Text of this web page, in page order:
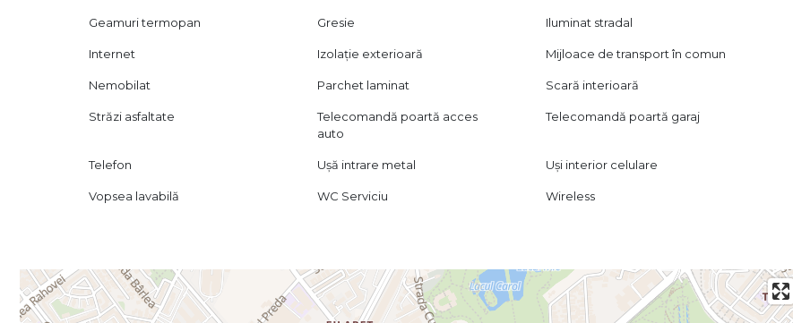
Geamuri termopan Gresie Iluminat stradal
Internet Izolație exterioară Mijloace de transport în comun
Nemobilat Parchet laminat Scară interioară
Străzi asfaltate
Telecomandă poartă acces
auto
Telecomandă poartă garaj
Telefon Ușă intrare metal Uși interior celulare
Vopsea lavabilă WC Serviciu Wireless